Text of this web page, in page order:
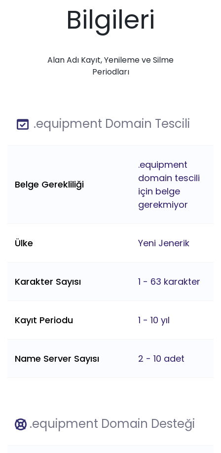
Bilgileri
Alan Adı Kayıt, Yenileme ve Silme
Periodları
.equipment Domain Tescili
Belge Gerekliliği
.equipment
domain tescili
için belge
gerekmiyor
Ülke Yeni Jenerik
Karakter Sayısı 1 - 63 karakter
Kayıt Periodu 1 - 10 yıl
Name Server Sayısı 2 - 10 adet
.equipment Domain Desteği